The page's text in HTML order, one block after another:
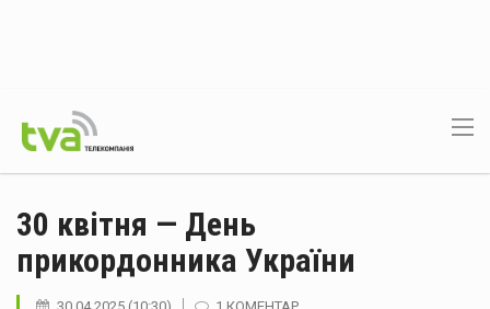
30 квітня — День
прикордонника України